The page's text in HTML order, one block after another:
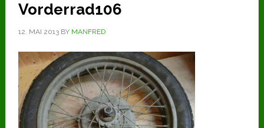
Vorderrad106
12. MAI 2013BY MANFRED